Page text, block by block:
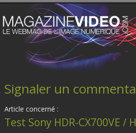
Signaler un
Article concerné :
Test Sony HDR-CX700VE /